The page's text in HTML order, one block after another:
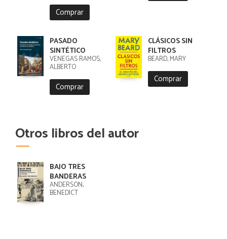
Comprar
PASADO
SINTÉTICO
VENEGAS RAMOS,
ALBERTO
Comprar
CLÁSICOS SIN
FILTROS
BEARD, MARY
Comprar
Otros libros del autor
BAJO TRES
BANDERAS
ANDERSON,
BENEDICT